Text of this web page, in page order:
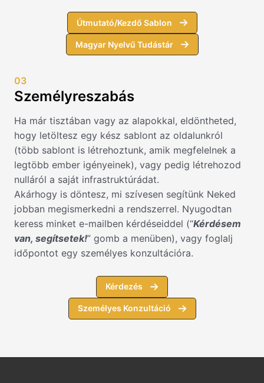
Útmutató/Kezdő Sablon
Magyar Nyelvű Tudástár
03
Személyreszabás
Ha már tisztában vagy az alapokkal, eldöntheted,
hogy letöltesz egy kész sablont az oldalunkról
(több sablont is létrehoztunk, amik megfelelnek a
legtöbb ember igényeinek), vagy pedig létrehozod
nulláról a saját infrastruktúrádat.
Akárhogy is döntesz, mi szívesen segítünk Neked
jobban megismerkedni a rendszerrel. Nyugodtan
keress minket e-mailben kérdéseiddel (“Kérdésem
van, segítsetek!” gomb a menüben), vagy foglalj
időpontot egy személyes konzultációra.
Kérdezés
Személyes Konzultáció